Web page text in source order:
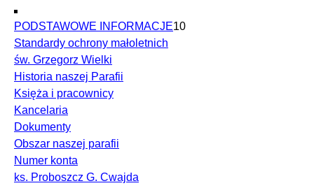
PODSTAWOWE INFORMACJE10
Standardy ochrony małoletnich
św. Grzegorz Wielki
Historia naszej Parafii
Księża i pracownicy
Kancelaria
Dokumenty
Obszar naszej parafii
Numer konta
ks. Proboszcz G. Cwajda